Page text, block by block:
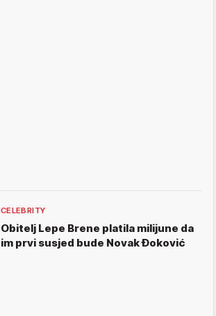
CELEBRITY
Obitelj Lepe Brene platila milijune da
im prvi susjed bude Novak Đoković